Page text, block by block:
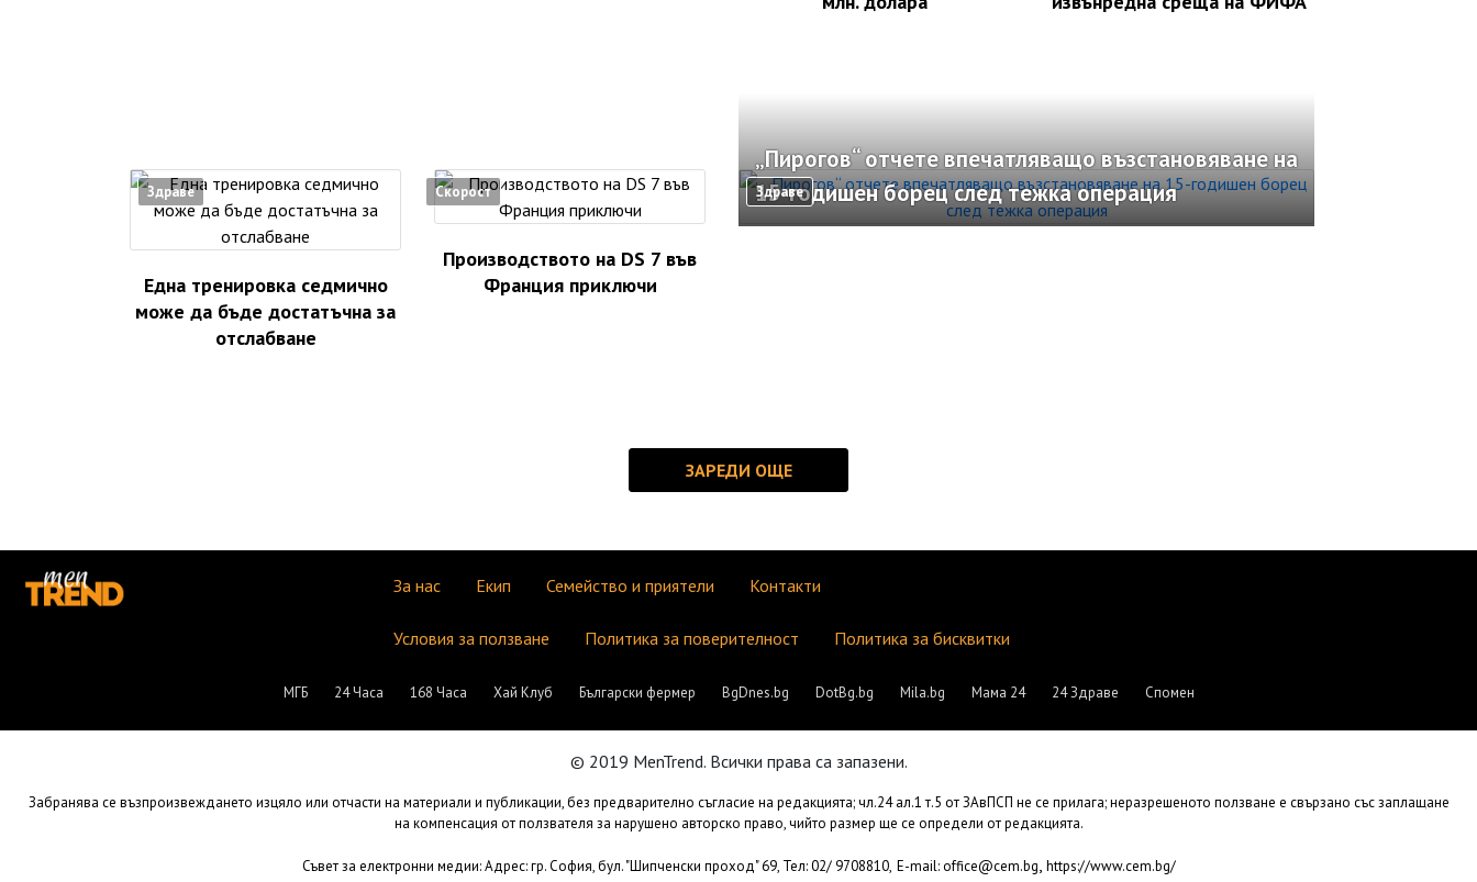
Здраве
Една тренировка седмично
може да бъде достатъчна за
отслабване
Скорост
Производството на DS 7 във
Франция приключи
Здраве
„Пирогов“ отчете впечатляващо възстановяване на
15-годишен борец след тежка операция
За нас Екип Семейство и приятели Контакти
Условия за ползване Политика за поверителност Политика за бисквитки
МГБ 24 Часа 168 Часа Хай Клуб Български фермер BgDnes.bg DotBg.bg Mila.bg Мама 24 24 Здраве Спомен
© 2019 MenTrend. Всички права са запазени.
Забранява се възпроизвеждането изцяло или отчасти на материали и публикации, без предварително съгласие на редакцията; чл.24 ал.1 т.5 от ЗАвПСП не се прилага; неразрешеното ползване е свързано със заплащане
на компенсация от ползвателя за нарушено авторско право, чийто размер ще се определи от редакцията.
Съвет за електронни медии: Адрес: гр. София, бул. "Шипченски проход" 69, Тел: 02/ 9708810, E-mail:office@cem.bg https://www.cem.bg/